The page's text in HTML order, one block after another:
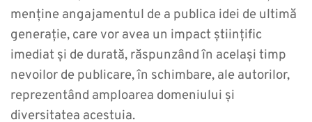
menține angajamentul de a publica idei de ultimă
generație, care vor avea un impact științific
imediat și de durată, răspunzând în același timp
nevoilor de publicare, în schimbare, ale autorilor,
reprezentând amploarea domeniului și
diversitatea acestuia.